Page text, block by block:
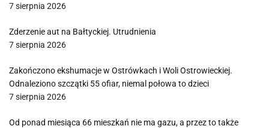
7 sierpnia 2026
Zderzenie aut na Bałtyckiej. Utrudnienia
7 sierpnia 2026
Zakończono ekshumacje w Ostrówkach i Woli Ostrowieckiej.
Odnaleziono szczątki 55 ofiar, niemal połowa to dzieci
7 sierpnia 2026
Od ponad miesiąca 66 mieszkań nie ma gazu, a przez to także